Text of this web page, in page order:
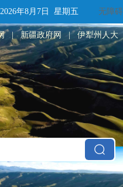
2026年8月7日 星期五 无障碍
| 新疆政府网 | 伊犁州人大